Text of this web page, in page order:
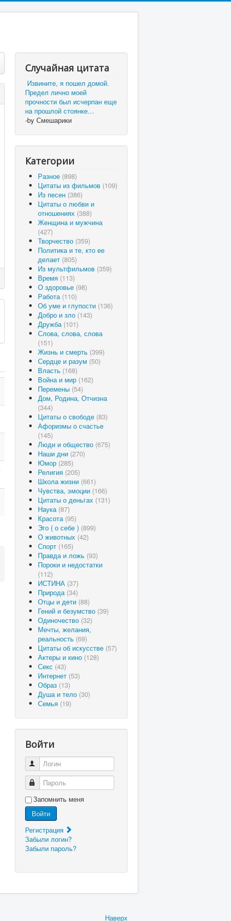
Случайная цитата
Извините, я пошел домой.
Предел лично моей
прочности был исчерпан еще
на прошлой стоянке…
-by Смешарики
Категории
Разное (898)
Цитаты из фильмов (109)
Из песен (386)
Цитаты о любви и
отношениях (388)
Женщина и мужчина
(427)
Творчество (359)
Политика и те, кто ее
делает (805)
Из мультфильмов (359)
Время (113)
О здоровье (98)
Работа (110)
Об уме и глупости (136)
Добро и зло (143)
Дружба (101)
Слова, слова, слова
(151)
Жизнь и смерть (399)
Сердце и разум (50)
Власть (168)
Война и мир (162)
Перемены (54)
Дом, Родина, Отчизна
(344)
Цитаты о свободе (83)
Афоризмы о счастье
(145)
Люди и общество (675)
Наши дни (270)
Юмор (285)
Религия (205)
Школа жизни (661)
Чувства, эмоции (166)
Цитаты о деньгах (131)
Наука (87)
Красота (95)
Эго ( о себе ) (899)
О животных (42)
Спорт (165)
Правда и ложь (93)
Пороки и недостатки
(112)
ИСТИНА (37)
Природа (34)
Отцы и дети (88)
Гений и безумство (39)
Одиночество (32)
Мечты, желания,
реальность (69)
Цитаты об искусстве (57)
Актеры и кино (128)
Секс (43)
Интернет (53)
Образ (13)
Душа и тело (30)
Семья (19)
Войти
Логин
Пароль
Запомнить меня
Войти
Регистрация
Забыли логин?
Забыли пароль?
Наверх